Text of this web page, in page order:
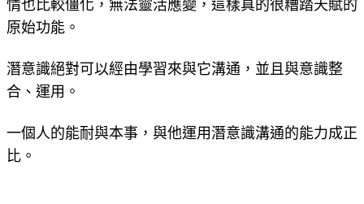
情也比較僵化，無法靈活應變，這樣真的很糟踏天賦的
原始功能。
潛意識絕對可以經由學習來與它溝通，並且與意識整
合、運用。
一個人的能耐與本事，與他運用潛意識溝通的能力成正
比。